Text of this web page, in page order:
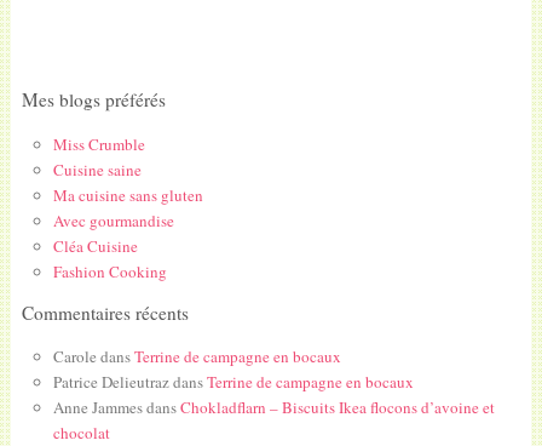
Mes blogs préférés
Miss Crumble
Cuisine saine
Ma cuisine sans gluten
Avec gourmandise
Cléa Cuisine
Fashion Cooking
Commentaires récents
Carole dansTerrine de campagne en bocaux
Patrice DelieutrazdansTerrine de campagne en bocaux
Anne JammesdansChokladflarn – Biscuits Ikea flocons d’avoine et
chocolat